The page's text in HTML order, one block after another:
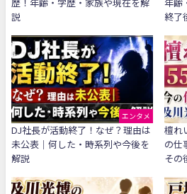
説
終了
エンタメ
DJ社長が活動終了！なぜ？理由は
未公表｜何した・時系列や今後を
解説
檀れ
の仕
その